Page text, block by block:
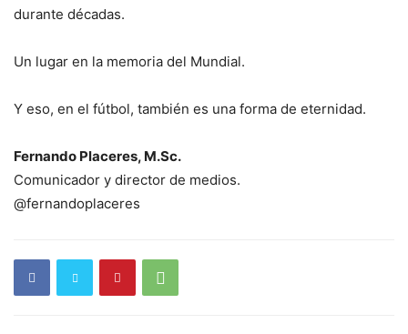
durante décadas.
Un lugar en la memoria del Mundial.
Y eso, en el fútbol, también es una forma de eternidad.
Fernando Placeres, M.Sc.
Comunicador y director de medios.
@fernandoplaceres